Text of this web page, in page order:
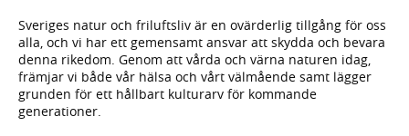
Sveriges natur och friluftsliv är en ovärderlig tillgång för oss
alla, och vi har ett gemensamt ansvar att skydda och bevara
denna rikedom. Genom att vårda och värna naturen idag,
främjar vi både vår hälsa och vårt välmående samt lägger
grunden för ett hållbart kulturarv för kommande
generationer.